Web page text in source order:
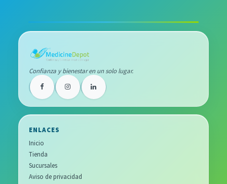
Confianza y bienestar en un solo lugar.
ENLACES
Inicio
Tienda
Sucursales
Aviso de privacidad